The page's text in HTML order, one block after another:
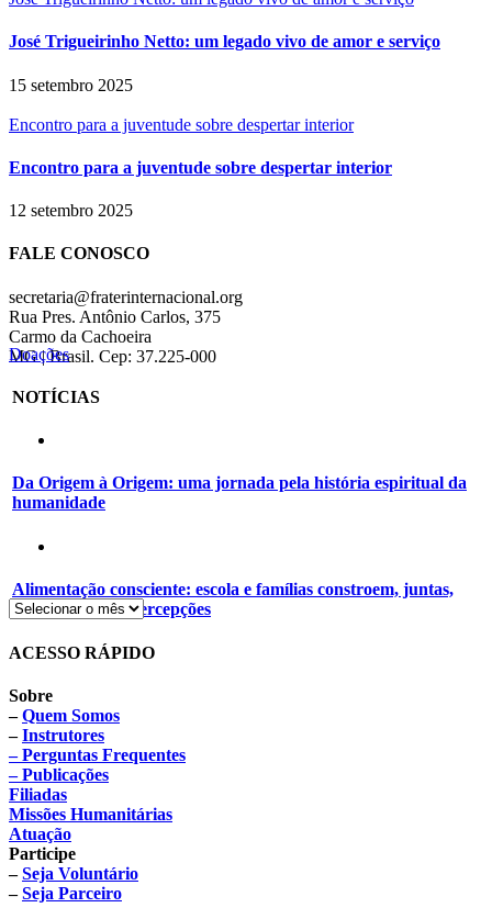
José Trigueirinho Netto: um legado vivo de amor e serviço
15 setembro 2025
Encontro para a juventude sobre despertar interior
Encontro para a juventude sobre despertar interior
12 setembro 2025
FALE CONOSCO
secretaria@fraterinternacional.org
Rua Pres. Antônio Carlos, 375
Carmo da Cachoeira
MG | Brasil. Cep: 37.225-000
Doações
NOTÍCIAS
Da Origem à Origem: uma jornada pela história espiritual da
humanidade
Alimentação consciente: escola e famílias constroem, juntas,
novos hábitos e percepções
ACESSO RÁPIDO
Sobre
–Quem Somos
–Instrutores
– Perguntas Frequentes
– Publicações
Filiadas
Missões Humanitárias
Atuação
Participe
–Seja Voluntário
–Seja Parceiro